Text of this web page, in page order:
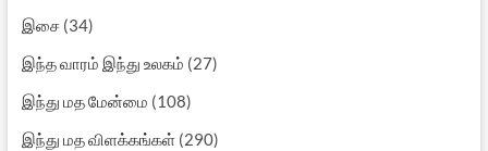
இசை(34)
இந்த வாரம் இந்து உலகம் (27)
இந்து மத மேன்மை (108)
இந்து மத விளக்கங்கள்(290)